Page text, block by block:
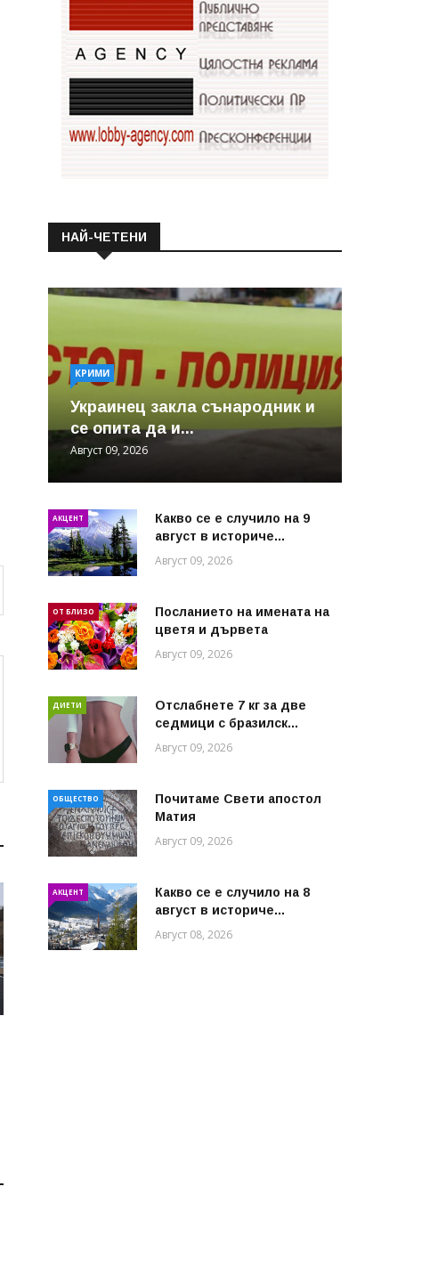
НАЙ-ЧЕТЕНИ
КРИМИ
Украинец закла сънародник и
се опита да и...
Август 09, 2026
АКЦЕНТ
Какво се е случило на 9
август в историче...
Август 09, 2026
ОТ БЛИЗО
Посланието на имената на
цветя и дървета
Август 09, 2026
ДИЕТИ
Отслабнете 7 кг за две
седмици с бразилск...
Август 09, 2026
ОБЩЕСТВО
Почитаме Свети апостол
Матия
Август 09, 2026
АКЦЕНТ
Какво се е случило на 8
август в историче...
Август 08, 2026